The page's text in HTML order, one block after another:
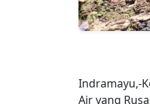
Indramayu,-
Air yang